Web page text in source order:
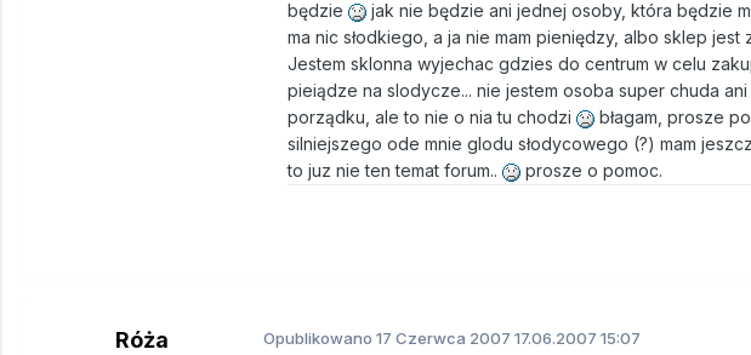
będzie
jak nie będzie ani jednej osoby, która będzie
ma nic słodkiego, a ja nie mam pieniędzy, albo sklep jest
Jestem sklonna wyjechac gdzies do centrum w celu
pieiądze na slodycze... nie jestem osoba super chuda
porządku, ale to nie o nia tu chodzi
błagam, prosze
silniejszego ode mnie glodu słodycowego (?) mam
to juz nie ten temat forum..
prosze o pomoc.
Róża Opublikowano 17 Czerwca 2007 17.06.2007 15:07